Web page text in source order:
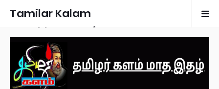
Tamilar Kalam
Monthly Magazine